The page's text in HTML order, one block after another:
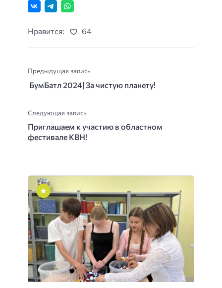
Нравится: 64
Предыдущая запись
БумБатл 2024| За чистую планету!
Следующая запись
Приглашаем к участию в областном
фестивале КВН!